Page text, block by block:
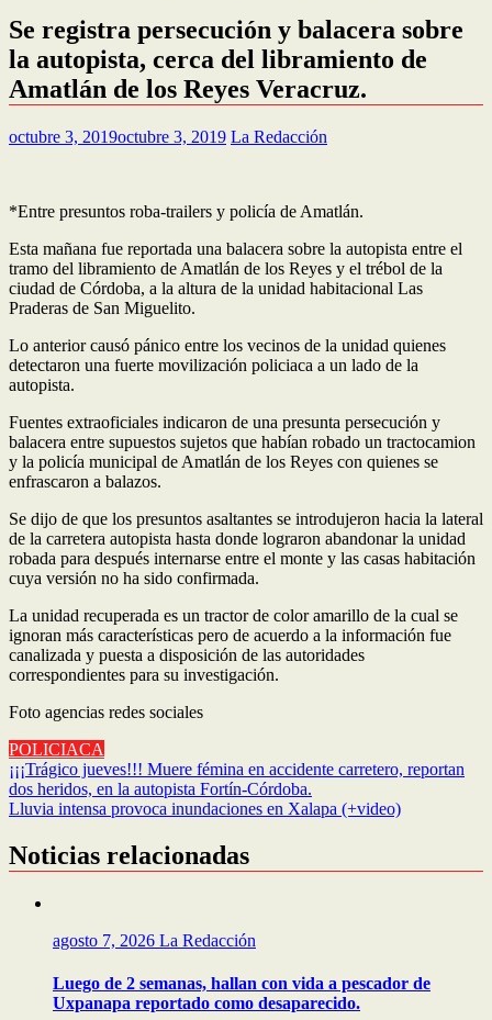
Se registra persecución y balacera sobre
la autopista, cerca del libramiento de
Amatlán de los Reyes Veracruz.
octubre 3, 2019octubre 3, 2019 La Redacción
*Entre presuntos roba-trailers y policía de Amatlán.
Esta mañana fue reportada una balacera sobre la autopista entre el
tramo del libramiento de Amatlán de los Reyes y el trébol de la
ciudad de Córdoba, a la altura de la unidad habitacional Las
Praderas de San Miguelito.
Lo anterior causó pánico entre los vecinos de la unidad quienes
detectaron una fuerte movilización policiaca a un lado de la
autopista.
Fuentes extraoficiales indicaron de una presunta persecución y
balacera entre supuestos sujetos que habían robado un tractocamion
y la policía municipal de Amatlán de los Reyes con quienes se
enfrascaron a balazos.
Se dijo de que los presuntos asaltantes se introdujeron hacia la lateral
de la carretera autopista hasta donde lograron abandonar la unidad
robada para después internarse entre el monte y las casas habitación
cuya versión no ha sido confirmada.
La unidad recuperada es un tractor de color amarillo de la cual se
ignoran más características pero de acuerdo a la información fue
canalizada y puesta a disposición de las autoridades
correspondientes para su investigación.
Foto agencias redes sociales
POLICIACA
Navegación
de
¡¡¡Trágico jueves!!! Muere fémina en accidente carretero, reportan
dos heridos, en la autopista Fortín-Córdoba.
Lluvia intensa provoca inundaciones en Xalapa (+video)
Noticias relacionadas
agosto 7, 2026 La Redacción
Luego de 2 semanas, hallan con vida a pescador de
Uxpanapa reportado como desaparecido.